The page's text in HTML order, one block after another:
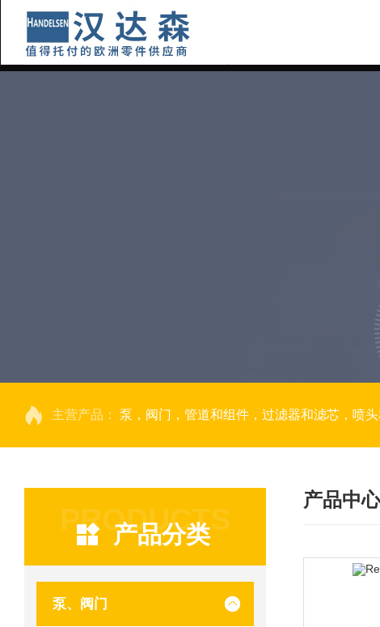
主营产品： 泵，阀门，管道和组件，过滤器和滤芯，喷
PRODUCTS
产品分类
泵、阀门
产品中心